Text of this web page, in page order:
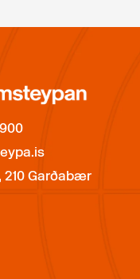
210 Garðabær